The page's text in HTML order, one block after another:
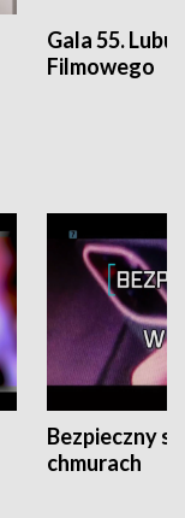
Gala 55.
Filmowego
Bezpieczny
chmurach